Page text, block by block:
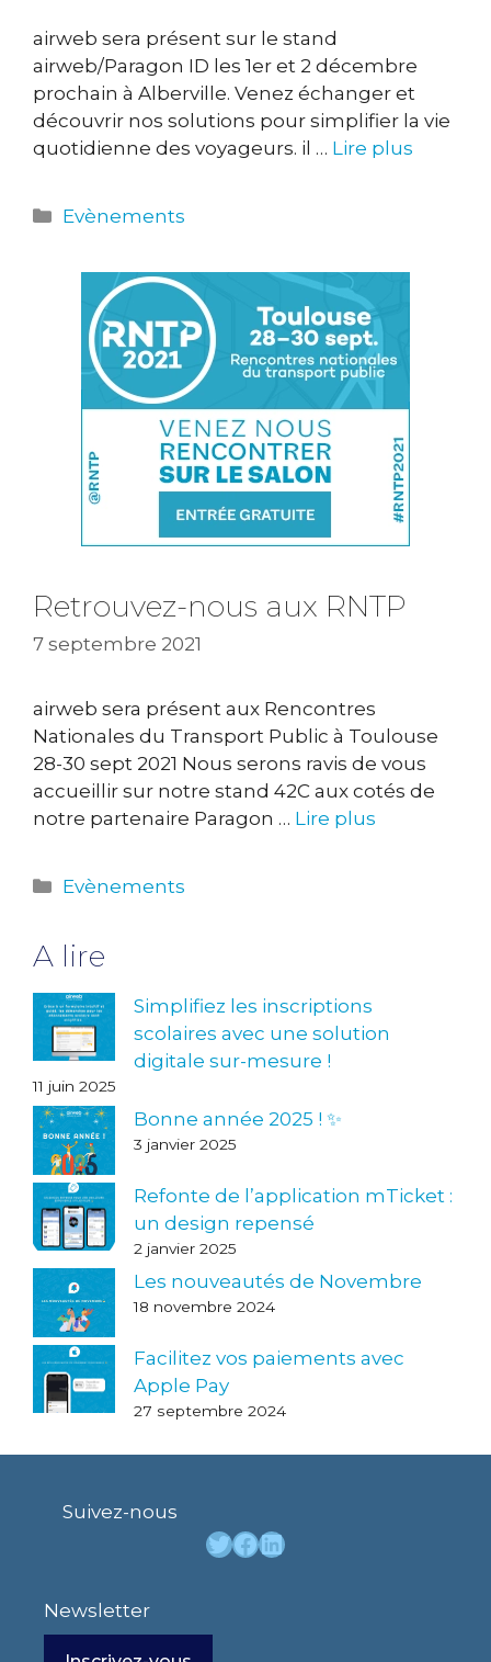
airweb sera présent sur le stand
airweb/Paragon ID les 1er et 2 décembre
prochain à Alberville. Venez échanger et
découvrir nos solutions pour simplifier la vie
quotidienne des voyageurs. il … Lire plus
Catégories
Evènements
Retrouvez-nous aux RNTP
7 septembre 2021
airweb sera présent aux Rencontres
Nationales du Transport Public à Toulouse
28-30 sept 2021 Nous serons ravis de vous
accueillir sur notre stand 42C aux cotés de
notre partenaire Paragon … Lire plus
Catégories
Evènements
A lire
Simplifiez les inscriptions
scolaires avec une solution
digitale sur-mesure !
11 juin 2025
Bonne année 2025 ! ✨
3 janvier 2025
Refonte de l’application mTicket :
un design repensé
2 janvier 2025
Les nouveautés de Novembre
18 novembre 2024
Facilitez vos paiements avec
Apple Pay
27 septembre 2024
Suivez-nous
Twitter
Facebook
LinkedIn
Newsletter